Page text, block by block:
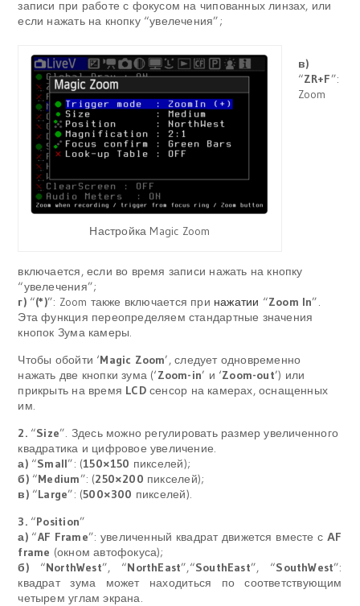
записи при работе с фокусом на чипованных линзах, или
если нажать на кнопку “увелечения”;
Настройка Magic Zoom
в)
“ZR+F”:
Zoom
включается, если во время записи нажать на кнопку
“увелечения”;
г)“(*)”: Zoom также включается при нажатии “Zoom In”.
Эта функция переопределяем стандартные значения
кнопок Зума камеры.
Чтобы обойти ‘Magic Zoom’, следует одновременно
нажать две кнопки зума (‘Zoom-in’ и ‘Zoom-out’) или
прикрыть на время LCDсенсор на камерах, оснащенных
им.
2.“Size”. Здесь можно регулировать размер увеличенного
квадратика и цифровое увеличение.
а)“Small”: (150×150 пикселей);
б)“Medium”: (250×200 пикселей);
в)“Large”: (500×300 пикселей).
3.“Position”
а)“AF Frame”: увеличенный квадрат движется вместе сАF
frame (окном автофокуса);
б)“NorthWest”, “NorthEast”,“SouthEast”, “SouthWest”:
квадрат зума может находиться по соответствующим
четырем углам экрана.